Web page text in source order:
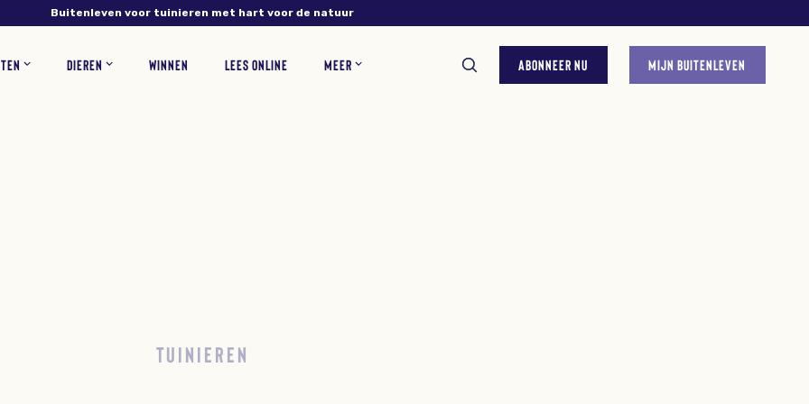
Buitenleven voor tuinieren met hart voor de natuur
DIEREN
WINNEN LEES ONLINE
MEER
ABONNEER NU MIJN BUITENLEVEN
TUINIEREN